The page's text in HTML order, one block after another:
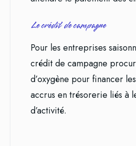
Le crédit de campagne
Pour les entreprises
crédit de campagne
d’oxygène pour financer
accrus en trésorerie liés à
d’activité.